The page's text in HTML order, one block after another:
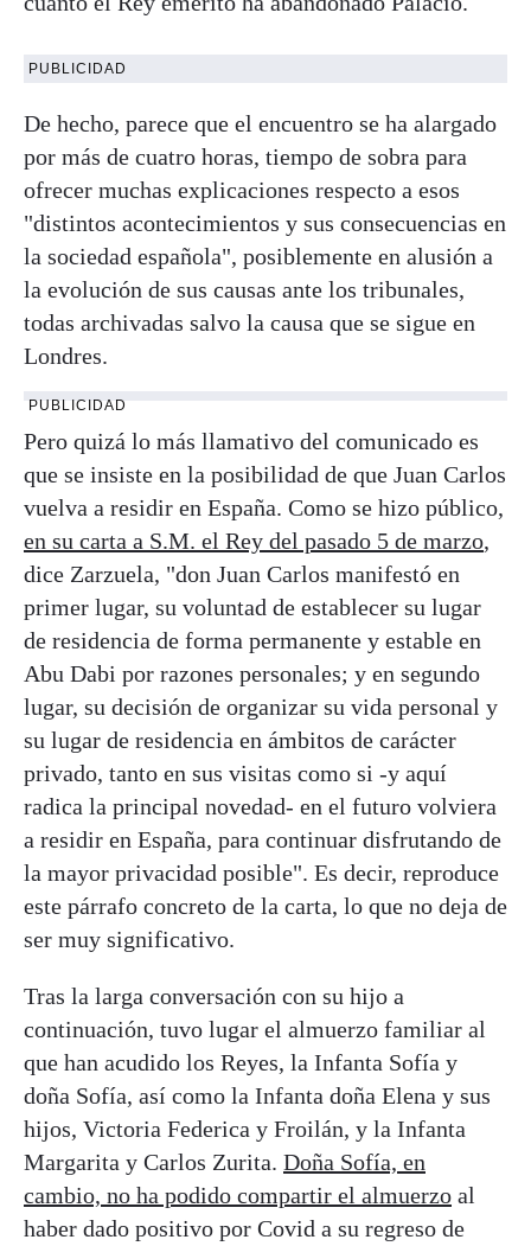
PUBLICIDAD
De hecho, parece que el encuentro se ha alargado
por más de cuatro horas, tiempo de sobra para
ofrecer muchas explicaciones respecto a esos
"distintos acontecimientos y sus consecuencias en
la sociedad española", posiblemente en alusión a
la evolución de sus causas ante los tribunales,
todas archivadas salvo la causa que se sigue en
Londres.
PUBLICIDAD
Pero quizá lo más llamativo del comunicado es
que se insiste en la posibilidad de que Juan Carlos
vuelva a residir en España. Como se hizo público,
en su carta a S.M. el Rey del pasado 5 de marzo,
dice Zarzuela, "don Juan Carlos manifestó en
primer lugar, su voluntad de establecer su lugar
de residencia de forma permanente y estable en
Abu Dabi por razones personales; y en segundo
lugar, su decisión de organizar su vida personal y
su lugar de residencia en ámbitos de carácter
privado, tanto en sus visitas como si -y aquí
radica la principal novedad- en el futuro volviera
a residir en España, para continuar disfrutando de
la mayor privacidad posible". Es decir, reproduce
este párrafo concreto de la carta, lo que no deja de
ser muy significativo.
Tras la larga conversación con su hijo a
continuación, tuvo lugar el almuerzo familiar al
que han acudido los Reyes, la Infanta Sofía y
doña Sofía, así como la Infanta doña Elena y sus
hijos, Victoria Federica y Froilán, y la Infanta
Margarita y Carlos Zurita. Doña Sofía, en
cambio, no ha podido compartir el almuerzo al
haber dado positivo por Covid a su regreso de